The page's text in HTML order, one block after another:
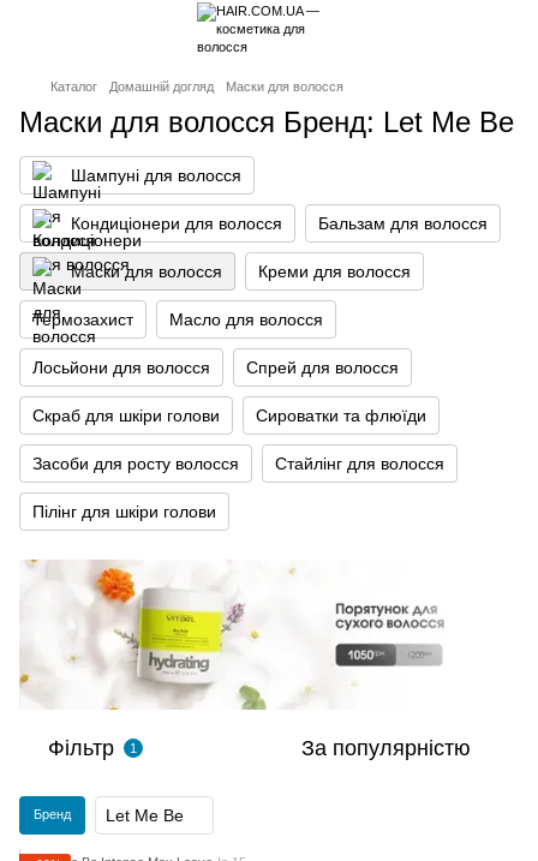
Каталог Домашній догляд Маски для волосся
Маски для волосся Бренд: Let Me Be
Шампуні для волосся
Кондиціонери для волосся Бальзам для волосся
Маски для волосся Креми для волосся
Термозахист Масло для волосся
Лосьйони для волосся Спрей для волосся
Скраб для шкіри голови Сироватки та флюїди
Засоби для росту волосся Стайлінг для волосся
Пілінг для шкіри голови
Фільтр 1 За популярністю
Бренд Let Me Be